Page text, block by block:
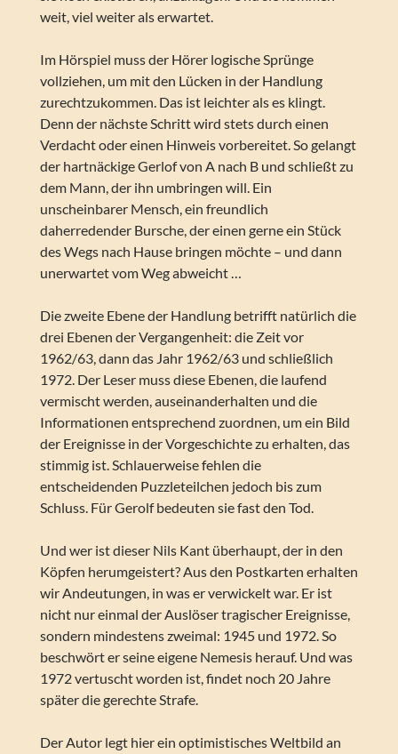
weit, viel weiter als erwartet.
Im Hörspiel muss der Hörer logische Sprünge
vollziehen, um mit den Lücken in der Handlung
zurechtzukommen. Das ist leichter als es klingt.
Denn der nächste Schritt wird stets durch einen
Verdacht oder einen Hinweis vorbereitet. So gelangt
der hartnäckige Gerlof von A nach B und schließt zu
dem Mann, der ihn umbringen will. Ein
unscheinbarer Mensch, ein freundlich
daherredender Bursche, der einen gerne ein Stück
des Wegs nach Hause bringen möchte – und dann
unerwartet vom Weg abweicht …
Die zweite Ebene der Handlung betrifft natürlich die
drei Ebenen der Vergangenheit: die Zeit vor
1962/63, dann das Jahr 1962/63 und schließlich
1972. Der Leser muss diese Ebenen, die laufend
vermischt werden, auseinanderhalten und die
Informationen entsprechend zuordnen, um ein Bild
der Ereignisse in der Vorgeschichte zu erhalten, das
stimmig ist. Schlauerweise fehlen die
entscheidenden Puzzleteilchen jedoch bis zum
Schluss. Für Gerolf bedeuten sie fast den Tod.
Und wer ist dieser Nils Kant überhaupt, der in den
Köpfen herumgeistert? Aus den Postkarten erhalten
wir Andeutungen, in was er verwickelt war. Er ist
nicht nur einmal der Auslöser tragischer Ereignisse,
sondern mindestens zweimal: 1945 und 1972. So
beschwört er seine eigene Nemesis herauf. Und was
1972 vertuscht worden ist, findet noch 20 Jahre
später die gerechte Strafe.
Der Autor legt hier ein optimistisches Weltbild an